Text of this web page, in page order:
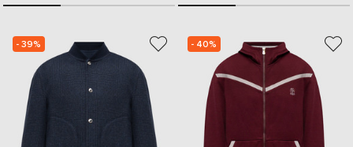
- 39% - 40%